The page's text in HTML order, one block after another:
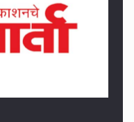
हिवाळे यांचे निवेदन